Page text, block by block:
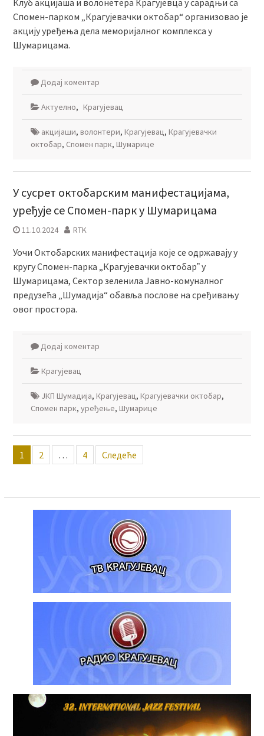
Клуб акцијаша и волонетера Крагујевца у сарадњи са
Спомен-парком „Крагујевачки октобар“ организовао је
акцију уређења дела меморијалног комплекса у
Шумарицама.
Додај коментар
Актуелно, Крагујевац
акцијаши, волонтери, Крагујевац, Крагујевачки
октобар, Спомен парк, Шумарице
У сусрет октобарским манифестацијама,
уређује се Спомен-парк у Шумарицама
11.10.2024 RTK
Уочи Октобарских манифестација које се одржавају у
кругу Спомен-парка „Крагујевачки октобарˮ у
Шумарицама, Сектор зеленила Јавно-комуналног
предузећа „Шумадија“ обавља послове на сређивању
овог простора.
Додај коментар
Крагујевац
ЈКП Шумадија, Крагујевац, Крагујевачки октобар,
Спомен парк, уређење, Шумарице
Пагинација
чланака
1 2 … 4 Следеће